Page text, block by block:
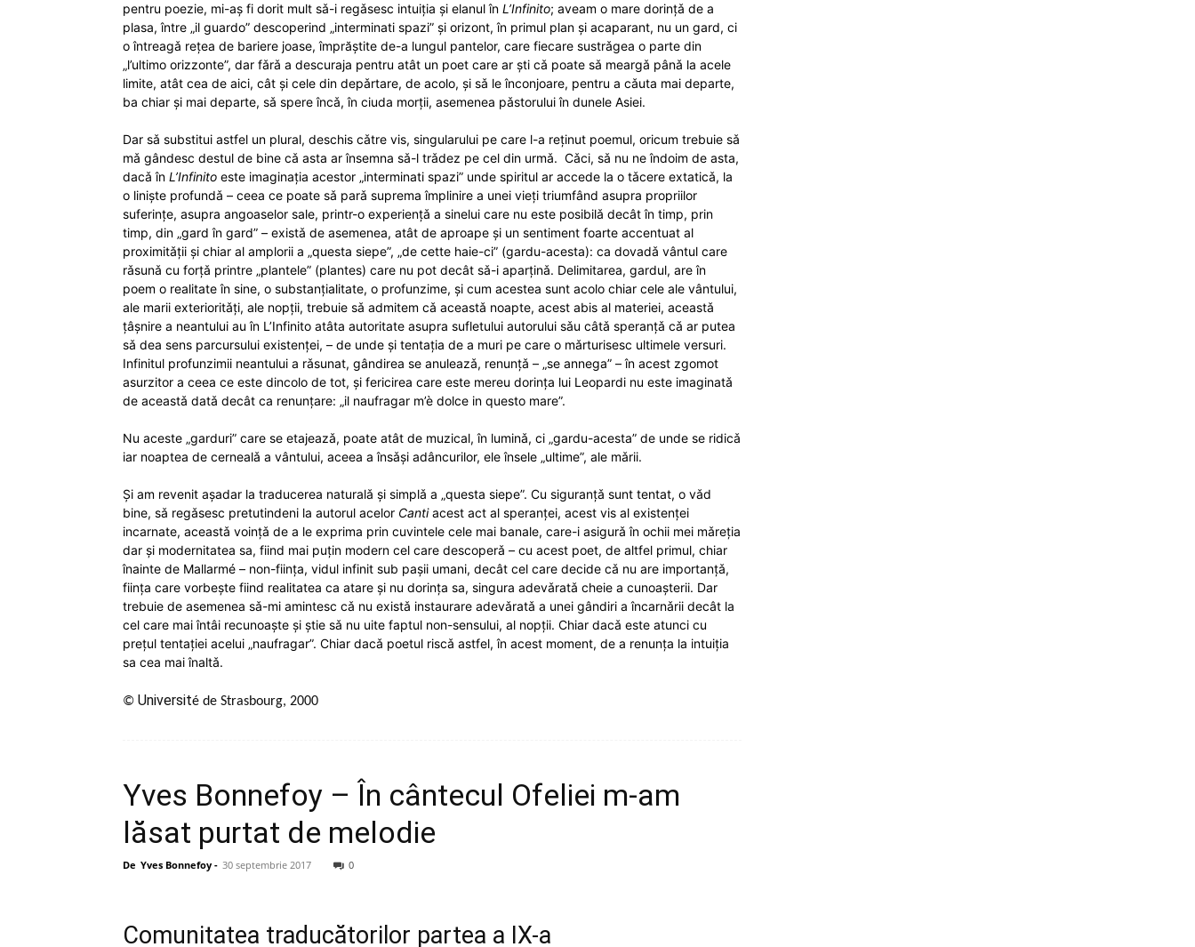
pentru poezie, mi-aș fi dorit mult sǎ-i regǎsesc intuiția și elanul în L’Infinito; aveam o mare dorințǎ de a
plasa, între „il guardo” descoperind „interminati spazi” și orizont, în primul plan și acaparant, nu un gard, ci
o întreagǎ rețea de bariere joase, împrăștite de-a lungul pantelor, care fiecare sustrǎgea o parte din
„l’ultimo orizzonte”, dar fǎrǎ a descuraja pentru atât un poet care ar ști cǎ poate sǎ meargǎ pânǎ la acele
limite, atât cea de aici, cât și cele din depǎrtare, de acolo, și sǎ le înconjoare, pentru a cǎuta mai departe,
ba chiar și mai departe, sǎ spere încǎ, în ciuda morții, asemenea pǎstorului în dunele Asiei.
Dar sǎ substitui astfel un plural, deschis cǎtre vis, singularului pe care l-a reținut poemul, oricum trebuie sǎ
mǎ gândesc destul de bine cǎ asta ar însemna sǎ-l trǎdez pe cel din urmǎ. Cǎci, sǎ nu ne îndoim de asta,
dacǎ în L’Infinito este imaginația acestor „interminati spazi” unde spiritul ar accede la o tǎcere extaticǎ, la
o liniște profundǎ – ceea ce poate sǎ parǎ suprema împlinire a unei vieți triumfând asupra propriilor
suferințe, asupra angoaselor sale, printr-o experiențǎ a sinelui care nu este posibilǎ decât în timp, prin
timp, din „gard în gard” – existǎ de asemenea, atât de aproape și un sentiment foarte accentuat al
proximitǎții și chiar al amplorii a „questa siepe”, „de cette haie-ci” (gardu-acesta): ca dovadǎ vântul care
rǎsunǎ cu forțǎ printre „plantele” (plantes) care nu pot decât sǎ-i aparținǎ. Delimitarea, gardul, are în
poem o realitate în sine, o substanțialitate, o profunzime, și cum acestea sunt acolo chiar cele ale vântului,
ale marii exterioritǎți, ale nopții, trebuie sǎ admitem cǎ aceastǎ noapte, acest abis al materiei, aceastǎ
țâșnire a neantului au în L’Infinito atâta autoritate asupra sufletului autorului sǎu câtǎ speranțǎ cǎ ar putea
sǎ dea sens parcursului existenței, – de unde și tentația de a muri pe care o mǎrturisesc ultimele versuri.
Infinitul profunzimii neantului a rǎsunat, gândirea se anuleazǎ, renunțǎ – „se annega” – în acest zgomot
asurzitor a ceea ce este dincolo de tot, și fericirea care este mereu dorința lui Leopardi nu este imaginatǎ
de aceastǎ datǎ decât ca renunțare: „il naufragar m’è dolce in questo mare”.
Nu aceste „garduri” care se etajeazǎ, poate atât de muzical, în luminǎ, ci „gardu-acesta” de unde se ridicǎ
iar noaptea de cernealǎ a vântului, aceea a însǎși adâncurilor, ele însele „ultime”, ale mǎrii.
Și am revenit așadar la traducerea naturalǎ și simplǎ a „questa siepe”. Cu siguranțǎ sunt tentat, o vǎd
bine, sǎ regǎsesc pretutindeni la autorul acelor Cantiacest act al speranței, acest vis al existenței
incarnate, aceastǎ voințǎ de a le exprima prin cuvintele cele mai banale, care-i asigurǎ în ochii mei mǎreția
dar și modernitatea sa, fiind mai puțin modern cel care descoperǎ – cu acest poet, de altfel primul, chiar
înainte de Mallarmé – non-ființa, vidul infinit sub pașii umani, decât cel care decide cǎ nu are importanțǎ,
ființa care vorbește fiind realitatea ca atare și nu dorința sa, singura adevǎratǎ cheie a cunoașterii. Dar
trebuie de asemenea sǎ-mi amintesc cǎ nu existǎ instaurare adevǎratǎ a unei gândiri a încarnǎrii decât la
cel care mai întâi recunoaște și știe sǎ nu uite faptul non-sensului, al nopții. Chiar dacǎ este atunci cu
prețul tentației acelui „naufragar”. Chiar dacǎ poetul riscǎ astfel, în acest moment, de a renunța la intuiția
sa cea mai înaltǎ.
© Université de Strasbourg, 2000
Yves Bonnefoy – În cântecul Ofeliei m-am
lăsat purtat de melodie
De Yves Bonnefoy - 30 septembrie 2017 0
Comunitatea traducătorilor partea a IX-a